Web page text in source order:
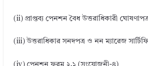
(ii) প্রাপ্তব্য পেনশন বৈধ উত্তরাধিকারী
(iii) উত্তরাধিকার সনদপত্র ও নন ম্যারেজ
(iv) পেনশন ফরম ২.১ (সংযোজনী-৪)